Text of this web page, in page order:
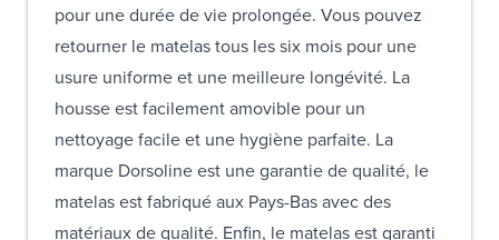
pour une durée de vie prolongée. Vous pouvez
retourner le matelas tous les six mois pour une
usure uniforme et une meilleure longévité. La
housse est facilement amovible pour un
nettoyage facile et une hygiène parfaite. La
marque Dorsoline est une garantie de qualité, le
matelas est fabriqué aux Pays-Bas avec des
matériaux de qualité. Enfin, le matelas est garanti